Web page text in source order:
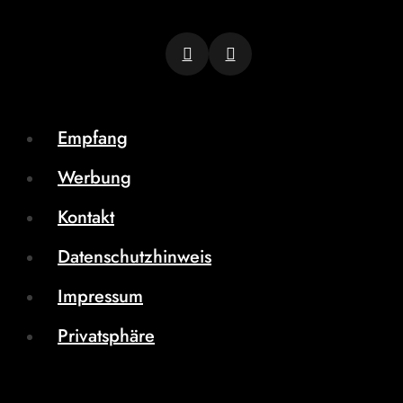
Empfang
Werbung
Kontakt
Datenschutzhinweis
Impressum
Privatsphäre